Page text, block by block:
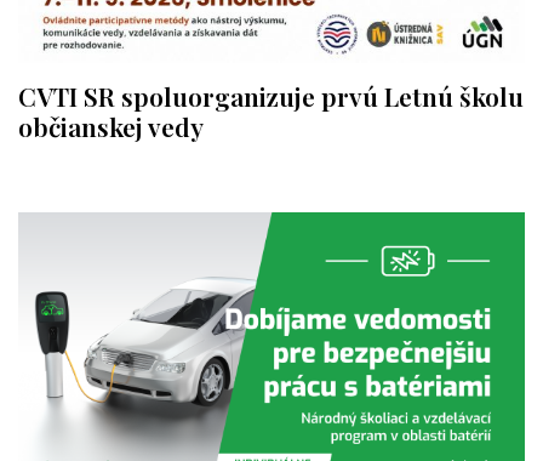
CVTI SR spoluorganizuje prvú Letnú školu
občianskej vedy